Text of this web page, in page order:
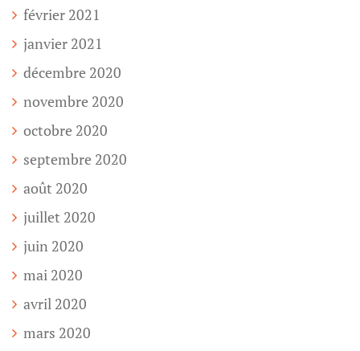
février 2021
janvier 2021
décembre 2020
novembre 2020
octobre 2020
septembre 2020
août 2020
juillet 2020
juin 2020
mai 2020
avril 2020
mars 2020